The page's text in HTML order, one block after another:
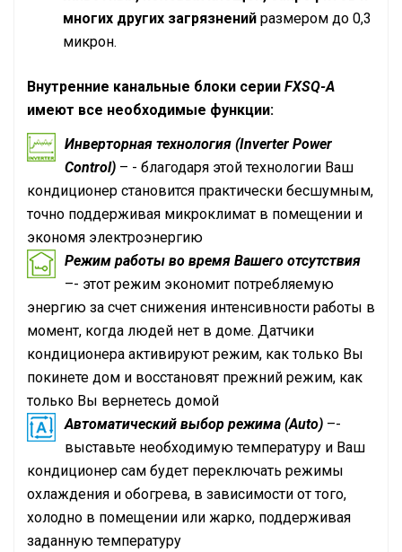
многих других загрязнений размером до 0,3
микрон.
Внутренние канальные блоки серии FXSQ-A
имеют все необходимые функции:
Инверторная технология (Inverter Power
Control) – - благодаря этой технологии Ваш
кондиционер становится практически бесшумным,
точно поддерживая микроклимат в помещении и
экономя электроэнергию
Режим работы во время Вашего отсутствия
–- этот режим экономит потребляемую
энергию за счет снижения интенсивности работы в
момент, когда людей нет в доме. Датчики
кондиционера активируют режим, как только Вы
покинете дом и восстановят прежний режим, как
только Вы вернетесь домой
Автоматический выбор режима (Auto) –-
выставьте необходимую температуру и Ваш
кондиционер сам будет переключать режимы
охлаждения и обогрева, в зависимости от того,
холодно в помещении или жарко, поддерживая
заданную температуру